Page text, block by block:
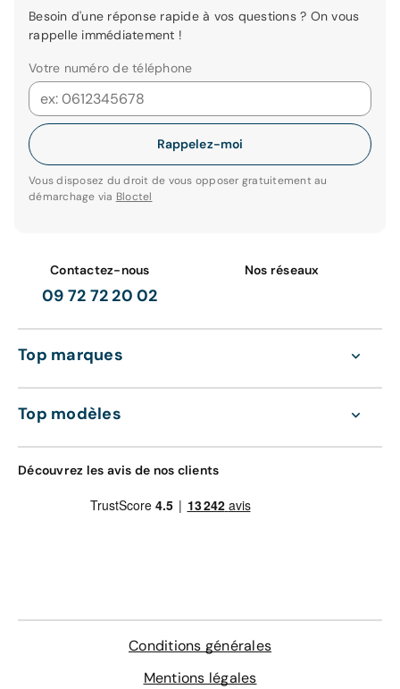
Besoin d'une réponse rapide à vos questions ? On vous
rappelle immédiatement !
Votre numéro de téléphone
Rappelez-moi
Vous disposez du droit de vous opposer gratuitement au
démarchage via Bloctel
Contactez-nous
09 72 72 20 02
Nos réseaux
Top marques
Top modèles
Découvrez les avis de nos clients
Conditions générales
Mentions légales